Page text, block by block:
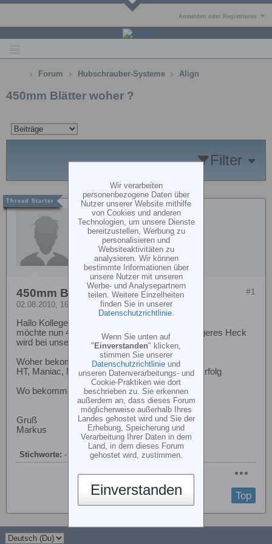
Anmelden oder Registrieren
Forum Hubschrauber-Systeme Align
450mm Blätter woher ?
Filter
MaEd29
#1
450mm Blätter woher ?
02.08.2010, 16:54
Hallo Kollegen
möchte nun 450iger Blätter montieren ohne längeres Heck
wird bei unseren US Kollegen gerne gemacht
Woher bekomme ich die Blätter
HT, Maniac, MAH, hab ich schon durch, ohne Erfolg
Wo bekomme ich diese Blätter `?
Gruß
Markus
Stichworte: -
Top
Wir verarbeiten
personenbezogene Daten über
Nutzer unserer Website mithilfe
von Cookies und anderen
Technologien, um unsere Dienste
bereitzustellen, Werbung zu
personalisieren und
Websiteaktivitäten zu
analysieren. Wir können
bestimmte Informationen über
unsere Nutzer mit unseren
Werbe- und Analysepartnern
teilen. Weitere Einzelheiten
finden Sie in unserer
Datenschutzrichtlinie.
Wenn Sie unten auf
"Einverstanden" klicken,
stimmen Sie unserer
Datenschutzrichtlinie und
unseren Datenverarbeitungs- und
Cookie-Praktiken wie dort
beschrieben zu. Sie erkennen
außerdem an, dass dieses Forum
möglicherweise außerhalb Ihres
Landes gehostet wird und Sie der
Erhebung, Speicherung und
Verarbeitung Ihrer Daten in dem
Land, in dem dieses Forum
gehostet wird, zustimmen.
Einverstanden